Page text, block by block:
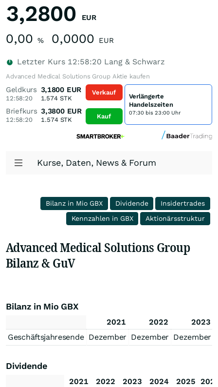
3,2800 EUR
0,00 % 0,0000 EUR
Letzter Kurs 12:58:20 Lang & Schwarz
Advanced Medical Solutions Group Aktie kaufen
Geldkurs
12:58:20
3,1800 EUR
1.574STK
Briefkurs
12:58:20
3,3800 EUR
1.574STK
Verkauf
Kauf
Verlängerte
Handelszeiten
07:30 bis 23:00 Uhr
Kurse, Daten, News & Forum
Bilanz in Mio GBX Dividende
Insidertrades
Kennzahlen in GBX
Aktionärsstruktur
Advanced Medical Solutions Group
Bilanz & GuV
Bilanz in Mio GBX
2021 2022
2023
Geschäftsjahresende Dezember Dezember Dezember
Dividende
2021 2022 2023 2024 2025